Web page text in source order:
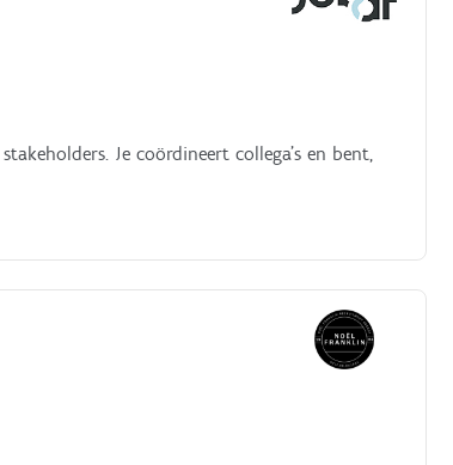
Je coördineert collega’s en bent,